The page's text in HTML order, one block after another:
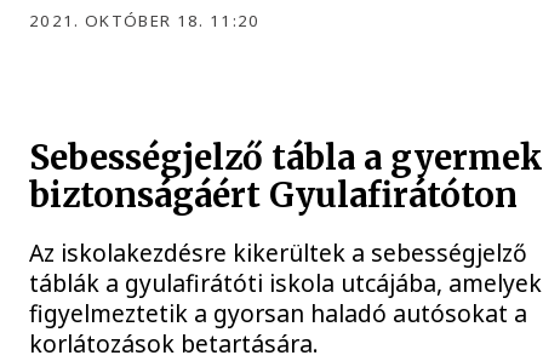
2021. OKTÓBER 18. 11:20
Sebességjelző tábla a
biztonságáért Gyulafirátóton
Az iskolakezdésre kikerültek a sebességjelző
táblák a gyulafirátóti iskola utcájába, amelyek
figyelmeztetik a gyorsan haladó autósokat a
korlátozások betartására.